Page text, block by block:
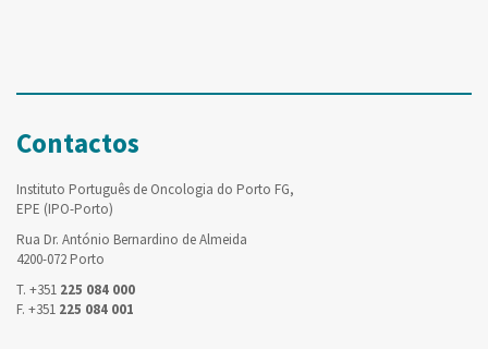
Contactos
Instituto Português de Oncologia do Porto FG,
EPE (IPO-Porto)
Rua Dr. António Bernardino de Almeida
4200-072 Porto
T. +351 225 084 000
F. +351 225 084 001